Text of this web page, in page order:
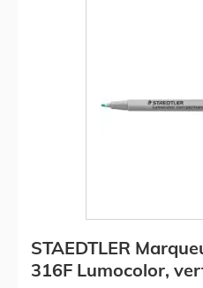
STAEDTLER
316F Lumocolor,